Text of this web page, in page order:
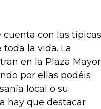
cuenta con las típicas
la vida. La
en la Plaza Mayor
por ellas podéis
local o su
hay que destacar